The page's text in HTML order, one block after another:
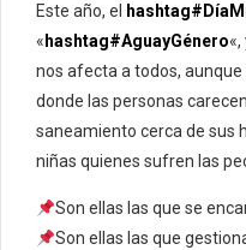
Este año, el
« hashtag#AguayGénero«,
nos afecta a todos,
donde las personas
saneamiento cerca de sus
niñas quienes sufren las
Son ellas las que se
Son ellas las que